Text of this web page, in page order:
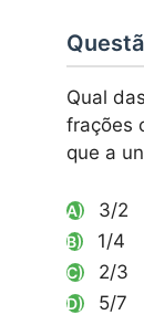
Qual
frações
que a
A) 3/2
B) 1/4
C) 2/3
D) 5/7